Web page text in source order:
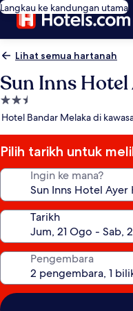
Langkau ke kandungan utama
Lihat semua hartanah
Sun Inns
Hartanah
2.5
Hotel Bandar Melaka di
Pilih tarikh untuk
Ingin ke mana?
Tarikh
Pengembara